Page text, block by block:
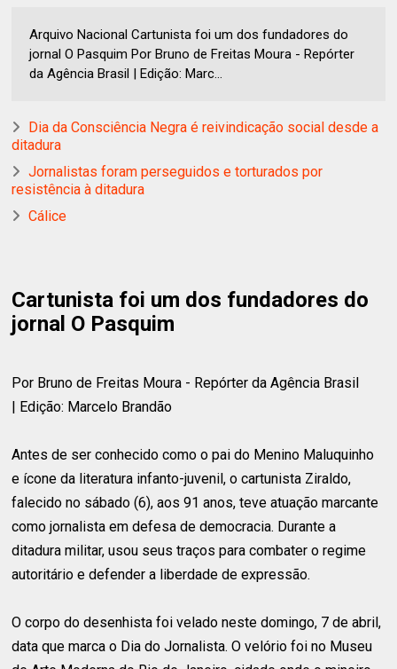
Arquivo Nacional Cartunista foi um dos fundadores do
jornal O Pasquim Por Bruno de Freitas Moura - Repórter
da Agência Brasil | Edição: Marc...
Dia da Consciência Negra é reivindicação social desde a
ditadura
Jornalistas foram perseguidos e torturados por
resistência à ditadura
Cálice
Cartunista foi um dos fundadores do
jornal O Pasquim
Por Bruno de Freitas Moura - Repórter da Agência Brasil
| Edição: Marcelo Brandão
Antes de ser conhecido como o pai do Menino Maluquinho
e ícone da literatura infanto-juvenil, o cartunista Ziraldo,
falecido no sábado (6), aos 91 anos, teve atuação marcante
como jornalista em defesa de democracia. Durante a
ditadura militar, usou seus traços para combater o regime
autoritário e defender a liberdade de expressão.
O corpo do desenhista foi velado neste domingo, 7 de abril,
data que marca o Dia do Jornalista. O velório foi no Museu